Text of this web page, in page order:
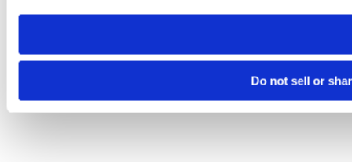
need to be set again.
Do not sell or